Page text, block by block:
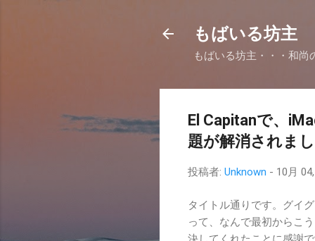
もばいる坊主
もばいる坊主・・・和尚
El Capitanで、
題が解消されま
投稿者: Unknown - 10月
タイトル通りです。グイ
って、なんで最初からこ